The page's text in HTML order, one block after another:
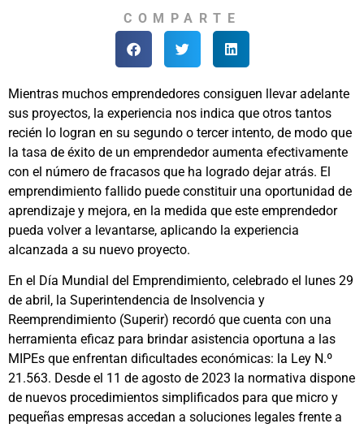
COMPARTE
Mientras muchos emprendedores consiguen llevar adelante
sus proyectos, la experiencia nos indica que otros tantos
recién lo logran en su segundo o tercer intento, de modo que
la tasa de éxito de un emprendedor aumenta efectivamente
con el número de fracasos que ha logrado dejar atrás. El
emprendimiento fallido puede constituir una oportunidad de
aprendizaje y mejora, en la medida que este emprendedor
pueda volver a levantarse, aplicando la experiencia
alcanzada a su nuevo proyecto.
En el Día Mundial del Emprendimiento, celebrado el lunes 29
de abril, la Superintendencia de Insolvencia y
Reemprendimiento (Superir) recordó que cuenta con una
herramienta eficaz para brindar asistencia oportuna a las
MIPEs que enfrentan dificultades económicas: la Ley N.º
21.563. Desde el 11 de agosto de 2023 la normativa dispone
de nuevos procedimientos simplificados para que micro y
pequeñas empresas accedan a soluciones legales frente a